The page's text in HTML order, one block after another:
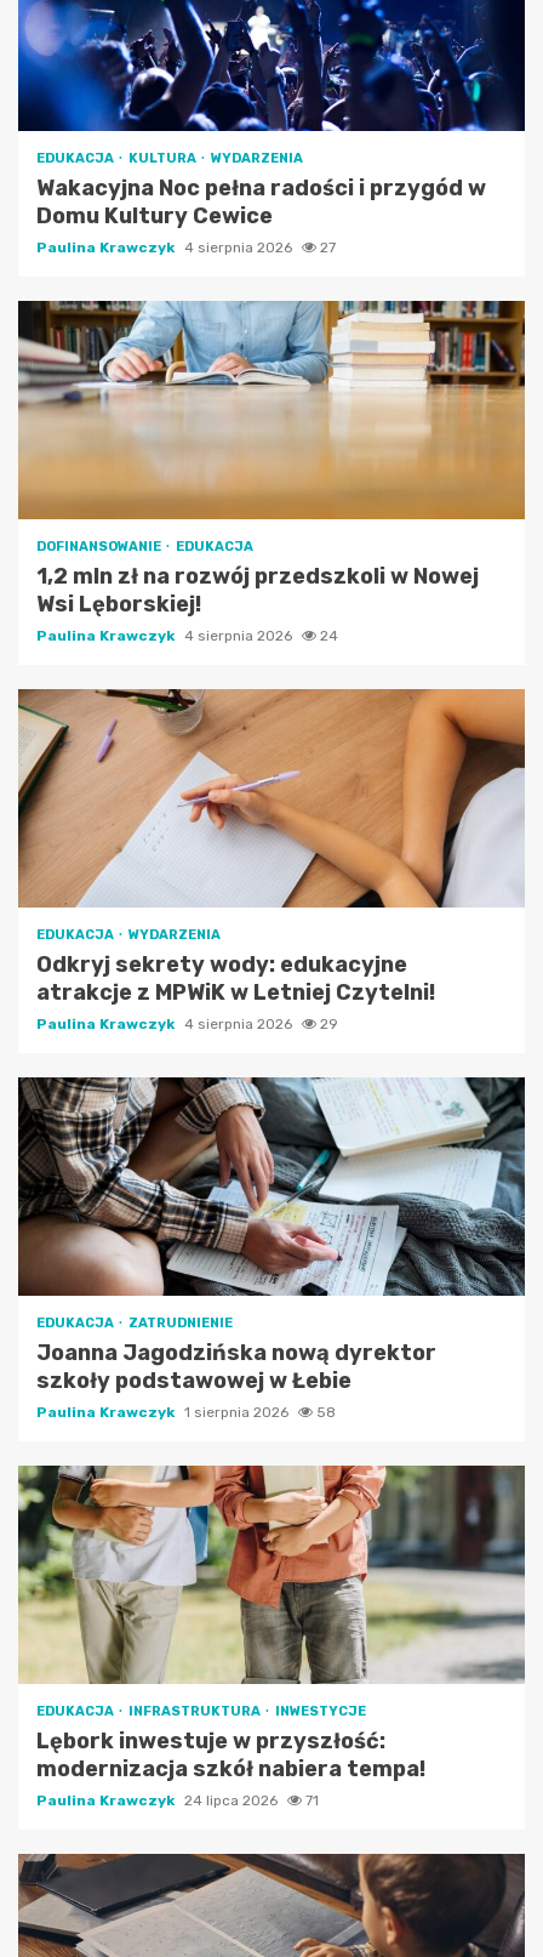
EDUKACJA KULTURA WYDARZENIA
Wakacyjna Noc pełna radości i przygód w
Domu Kultury Cewice
Paulina Krawczyk 4 sierpnia 2026 27
DOFINANSOWANIE EDUKACJA
1,2 mln zł na rozwój przedszkoli w Nowej
Wsi Lęborskiej!
Paulina Krawczyk 4 sierpnia 2026 24
EDUKACJA WYDARZENIA
Odkryj sekrety wody: edukacyjne
atrakcje z MPWiK w Letniej Czytelni!
Paulina Krawczyk 4 sierpnia 2026 29
EDUKACJA ZATRUDNIENIE
Joanna Jagodzińska nową dyrektor
szkoły podstawowej w Łebie
Paulina Krawczyk 1 sierpnia 2026 58
EDUKACJA INFRASTRUKTURA INWESTYCJE
Lębork inwestuje w przyszłość:
modernizacja szkół nabiera tempa!
Paulina Krawczyk 24 lipca 2026 71